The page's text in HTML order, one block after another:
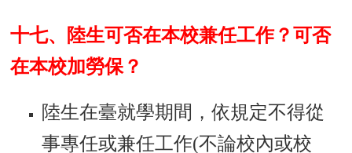
十七、陸生可否在本校兼任工作？可否
在本校加勞保？
陸生在臺就學期間，依規定不得從
事專任或兼任工作(不論校內或校